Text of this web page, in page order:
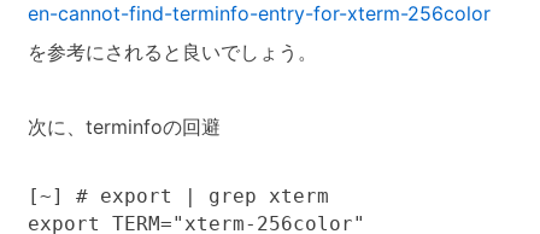
en-cannot-find-terminfo-entry-for-xterm-256color
を参考にされると良いでしょう。
次に、terminfoの回避
[~] # export | grep xterm
export TERM="xterm-256color"